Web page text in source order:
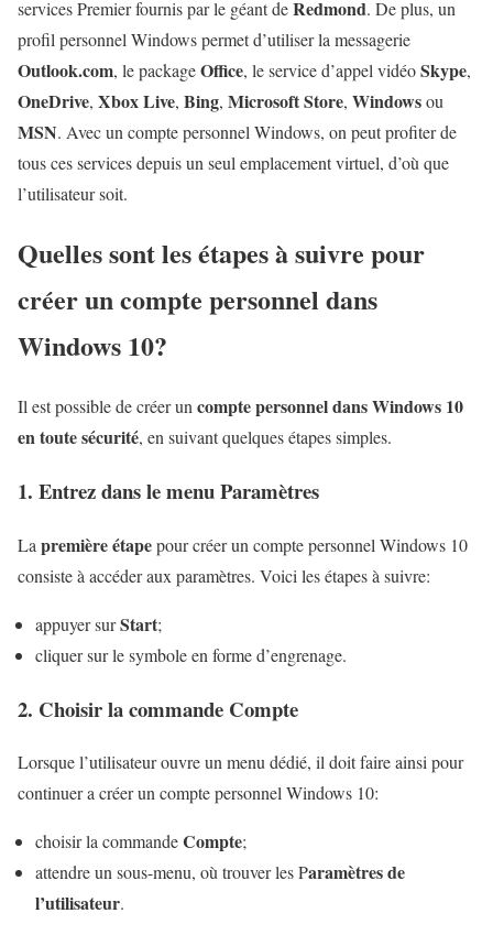
services Premier fournis par le géant deRedmond. De plus, un
profil personnel Windows permet d’utiliser la messagerie
Outlook.com, le packageOffice, le service d’appel vidéoSkype,
OneDrive, Xbox Live, Bing, Microsoft Store, Windowsou
MSN. Avec un compte personnel Windows, on peut profiter de
tous ces services depuis un seul emplacement virtuel, d’où que
l’utilisateur soit.
Quelles sont les étapes à suivre pour
créer un compte personnel dans
Windows 10?
Il est possible de créer uncompte personnel dans Windows 10
en toute sécurité, en suivant quelques étapes simples.
1. Entrez dans le menu Paramètres
La première étapepour créer un compte personnel Windows 10
consiste à accéder aux paramètres. Voici les étapes à suivre:
appuyer surStart;
cliquer sur le symbole en forme d’engrenage.
2. Choisir la commande Compte
Lorsque l’utilisateur ouvre un menu dédié, il doit faire ainsi pour
continuer a créer un compte personnel Windows 10:
choisir la commandeCompte;
attendre un sous-menu, où trouver les Paramètres de
l’utilisateur.